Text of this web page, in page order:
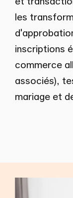
les
inscriptions
commerce
associés),
mariage et